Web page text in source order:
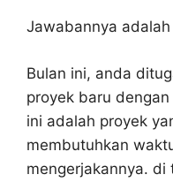
Jawabannya
Bulan ini, anda
proyek baru
ini adalah proyek
membutuhkan
mengerjakannya.